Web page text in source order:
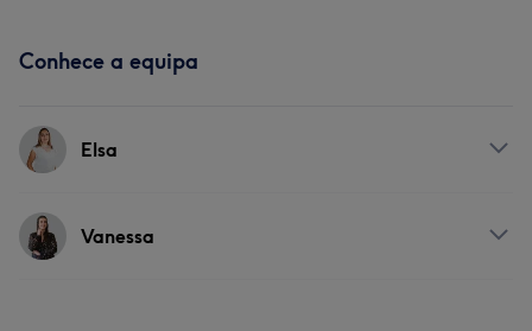
Conhece a equipa
Elsa
ServiçosVanessa